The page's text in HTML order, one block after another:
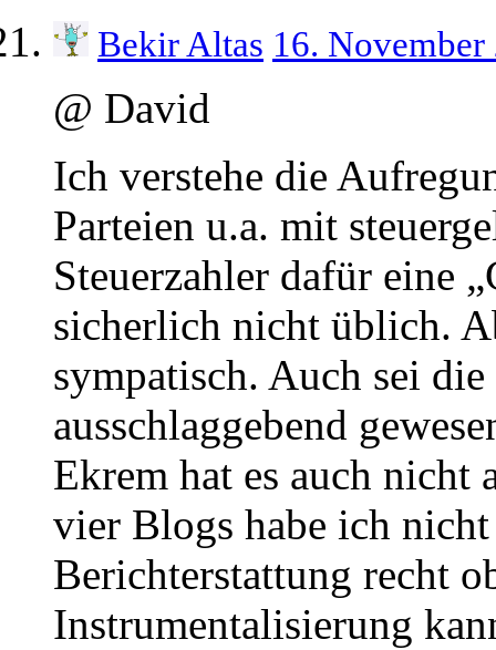
Bekir Altas 16.
@ David
Ich verstehe die
Parteien u.a. mit
Steuerzahler dafür eine
sicherlich nicht üblich.
sympatisch. Auch sei
ausschlaggebend
Ekrem hat es auch
vier Blogs habe ich
Berichterstattung recht
Instrumentalisierung